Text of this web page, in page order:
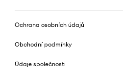
Ochrana osobních údajů
Obchodní podmínky
Údaje společnosti